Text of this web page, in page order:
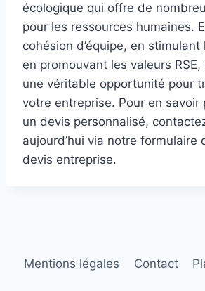
écologique qui offre de
pour les ressources humaines.
cohésion d’équipe, en
en promouvant les valeurs
une véritable opportunité pour
votre entreprise. Pour en savoir
un devis personnalisé,
aujourd’hui via notre formulaire
devis entreprise.
Mentions légales Contact